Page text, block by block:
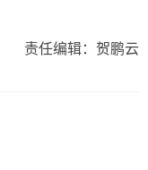
责任编辑：贺鹏云